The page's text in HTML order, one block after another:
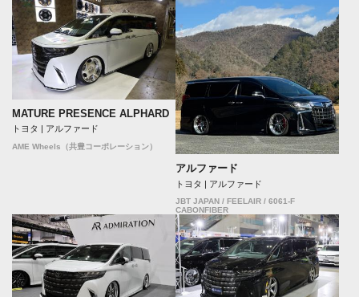
MATURE PRESENCE ALPHARD
トヨタ | アルファード
AME Wheels（共豊コーポレーション）
アルファード
トヨタ | アルファード
JBT JAPAN / FEELAIR / 6061-F
CABONFIBER